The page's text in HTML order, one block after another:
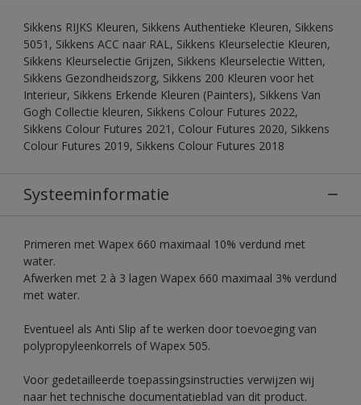
Sikkens RIJKS Kleuren, Sikkens Authentieke Kleuren, Sikkens
5051, Sikkens ACC naar RAL, Sikkens Kleurselectie Kleuren,
Sikkens Kleurselectie Grijzen, Sikkens Kleurselectie Witten,
Sikkens Gezondheidszorg, Sikkens 200 Kleuren voor het
Interieur, Sikkens Erkende Kleuren (Painters), Sikkens Van
Gogh Collectie kleuren, Sikkens Colour Futures 2022,
Sikkens Colour Futures 2021, Colour Futures 2020, Sikkens
Colour Futures 2019, Sikkens Colour Futures 2018
Systeeminformatie
Primeren met Wapex 660 maximaal 10% verdund met
water.
Afwerken met 2 à 3 lagen Wapex 660 maximaal 3% verdund
met water.
Eventueel als Anti Slip af te werken door toevoeging van
polypropyleenkorrels of Wapex 505.
Voor gedetailleerde toepassingsinstructies verwijzen wij
naar het technische documentatieblad van dit product.